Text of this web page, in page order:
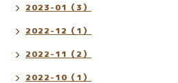
2023-01（3）
2022-12（1）
2022-11（2）
2022-10（1）